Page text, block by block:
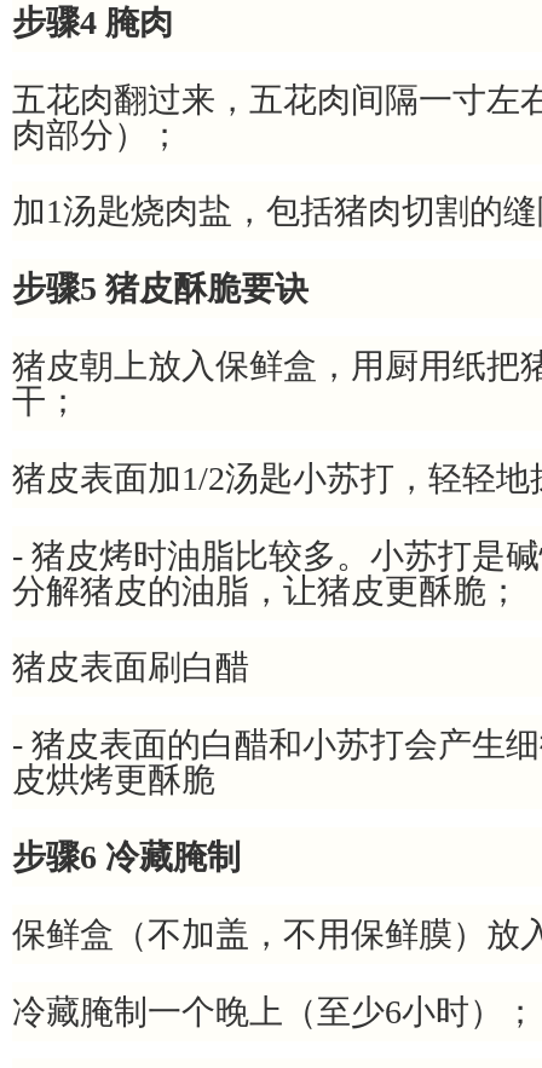
步骤4 腌肉
五花肉翻过来，五花肉间隔一寸左
肉部分）；
加1汤匙烧肉盐，包括猪肉切割的
步骤5 猪皮酥脆要诀
猪皮朝上放入保鲜盒，用厨用纸把
干；
猪皮表面加1/2汤匙小苏打，轻轻地
- 猪皮烤时油脂比较多。小苏打是
分解猪皮的油脂，让猪皮更酥脆；
猪皮表面刷白醋
- 猪皮表面的白醋和小苏打会产生
皮烘烤更酥脆
步骤6 冷藏腌制
保鲜盒（不加盖，不用保鲜膜）放
冷藏腌制一个晚上（至少6小时）；